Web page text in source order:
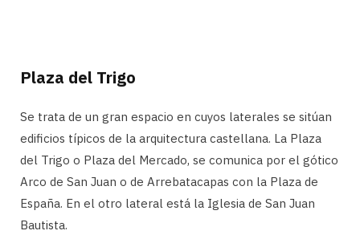
Plaza del Trigo
Se trata de un gran espacio en cuyos laterales se sitúan
edificios típicos de la arquitectura castellana. La Plaza
del Trigo o Plaza del Mercado, se comunica por el gótico
Arco de San Juan o de Arrebatacapas con la Plaza de
España. En el otro lateral está la Iglesia de San Juan
Bautista.